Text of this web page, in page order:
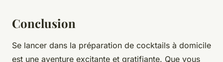
Conclusion
Se lancer dans la préparation de cocktails à domicile
est une aventure excitante et gratifiante. Que vous